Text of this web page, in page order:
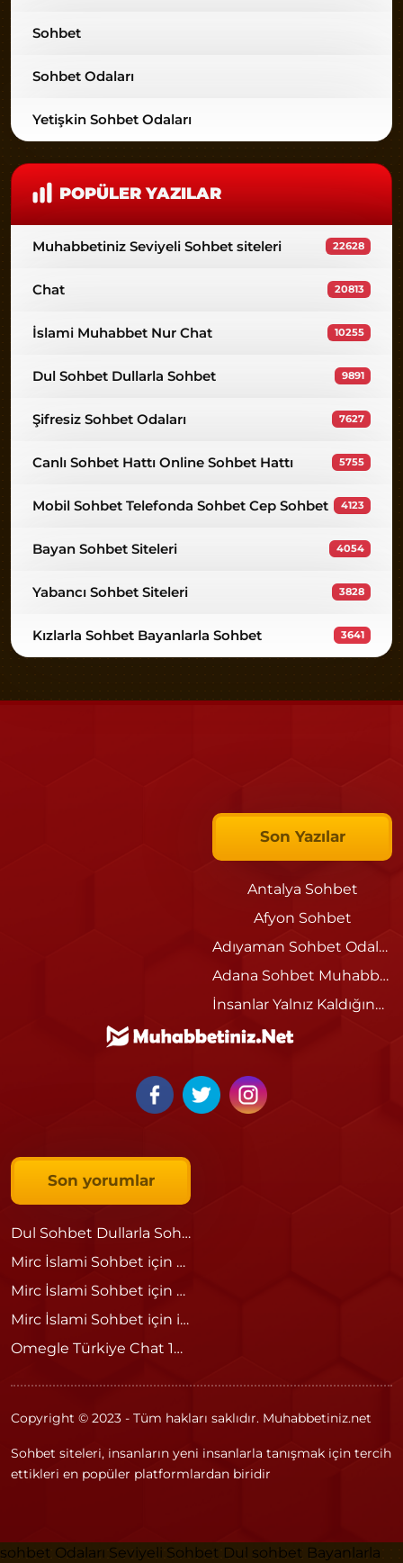
Sohbet
Sohbet Odaları
Yetişkin Sohbet Odaları
POPÜLER YAZILAR
Muhabbetiniz Seviyeli Sohbet siteleri 22628
Chat 20813
İslami Muhabbet Nur Chat 10255
Dul Sohbet Dullarla Sohbet 9891
Şifresiz Sohbet Odaları 7627
Canlı Sohbet Hattı Online Sohbet Hattı 5755
Mobil Sohbet Telefonda Sohbet Cep Sohbet 4123
Bayan Sohbet Siteleri 4054
Yabancı Sohbet Siteleri 3828
Kızlarla Sohbet Bayanlarla Sohbet 3641
Son Yazılar
Antalya Sohbet
Afyon Sohbet
Adıyaman Sohbet Odaları
Adana Sohbet Muhabbet Siteleri
İnsanlar Yalnız Kaldığında Neden Sohbet Etmek İster?
Son yorumlar
Dul Sohbet Dullarla Sohbet
Mirc İslami Sohbet için Ömer
Mirc İslami Sohbet için admin
Mirc İslami Sohbet için islami
Omegle Türkiye Chat 18 – Güvenli ve Eğlenceli Sohbetin Adresi
Copyright © 2023 - Tüm hakları saklıdır. Muhabbetiniz.net
Sohbet siteleri, insanların yeni insanlarla tanışmak için tercih
ettikleri en popüler platformlardan biridir
sohbet Odaları Seviyeli Sohbet Dul sohbet Bayanlarla